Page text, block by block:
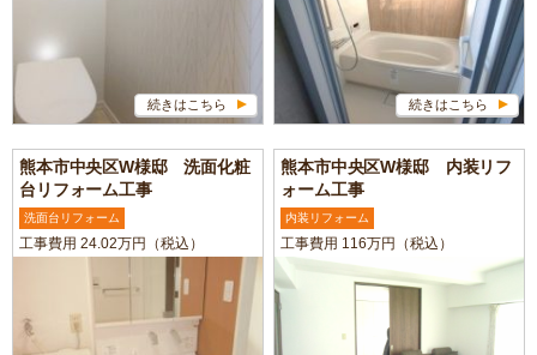
続きはこちら 続きはこちら
熊本市中央区W様邸 洗面化粧
台リフォーム工事
洗面台リフォーム
工事費用 24.02万円（税込）
熊本市中央区W様邸 内装リフ
ォーム工事
内装リフォーム
工事費用 116万円（税込）